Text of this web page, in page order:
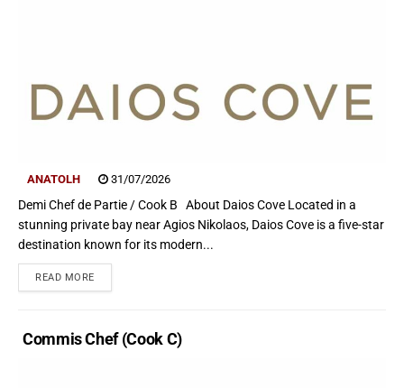
ANATOLH 31/07/2026
Demi Chef de Partie / Cook B About Daios Cove Located in a
stunning private bay near Agios Nikolaos, Daios Cove is a five-star
destination known for its modern...
READ MORE
Commis Chef (Cook C)